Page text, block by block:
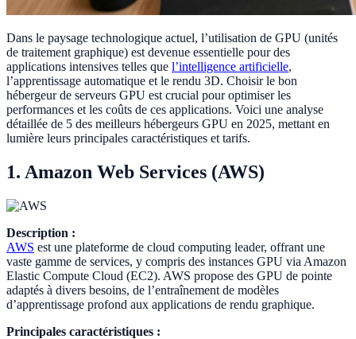
Dans le paysage technologique actuel, l’utilisation de GPU (unités
de traitement graphique) est devenue essentielle pour des
applications intensives telles que l’intelligence artificielle,
l’apprentissage automatique et le rendu 3D. Choisir le bon
hébergeur de serveurs GPU est crucial pour optimiser les
performances et les coûts de ces applications. Voici une analyse
détaillée de 5 des meilleurs hébergeurs GPU en 2025, mettant en
lumière leurs principales caractéristiques et tarifs.
1. Amazon Web Services (AWS)
Description :
AWS est une plateforme de cloud computing leader, offrant une
vaste gamme de services, y compris des instances GPU via Amazon
Elastic Compute Cloud (EC2). AWS propose des GPU de pointe
adaptés à divers besoins, de l’entraînement de modèles
d’apprentissage profond aux applications de rendu graphique.
Principales caractéristiques :